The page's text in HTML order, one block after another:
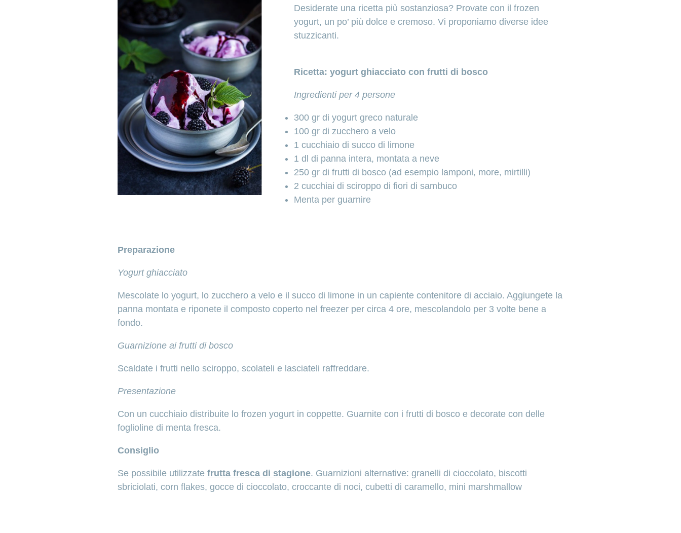
Desiderate una ricetta più sostanziosa? Provate con il frozen
yogurt, un po’ più dolce e cremoso. Vi proponiamo diverse idee
stuzzicanti.
Ricetta: yogurt ghiacciato con frutti di bosco
Ingredienti per 4 persone
300 gr di yogurt greco naturale
100 gr di zucchero a velo
1 cucchiaio di succo di limone
1 dl di panna intera, montata a neve
250 gr di frutti di bosco (ad esempio lamponi, more, mirtilli)
2 cucchiai di sciroppo di fiori di sambuco
Menta per guarnire
Preparazione
Yogurt ghiacciato
Mescolate lo yogurt, lo zucchero a velo e il succo di limone in un capiente contenitore di acciaio. Aggiungete la
panna montata e riponete il composto coperto nel freezer per circa 4 ore, mescolandolo per 3 volte bene a
fondo.
Guarnizione ai frutti di bosco
Scaldate i frutti nello sciroppo, scolateli e lasciateli raffreddare.
Presentazione
Con un cucchiaio distribuite lo frozen yogurt in coppette. Guarnite con i frutti di bosco e decorate con delle
foglioline di menta fresca.
Consiglio
Se possibile utilizzate frutta fresca di stagione. Guarnizioni alternative: granelli di cioccolato, biscotti
sbriciolati, corn flakes, gocce di cioccolato, croccante di noci, cubetti di caramello, mini marshmallow